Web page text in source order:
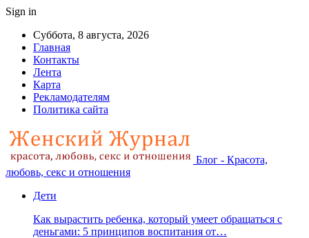
Sign in
Суббота, 8 августа, 2026
Главная
Контакты
Лента
Карта
Рекламодателям
Политика сайта
Блог - Красота,
любовь, секс и отношения
Дети
Как вырастить ребенка, который умеет обращаться с
деньгами: 5 принципов воспитания от…